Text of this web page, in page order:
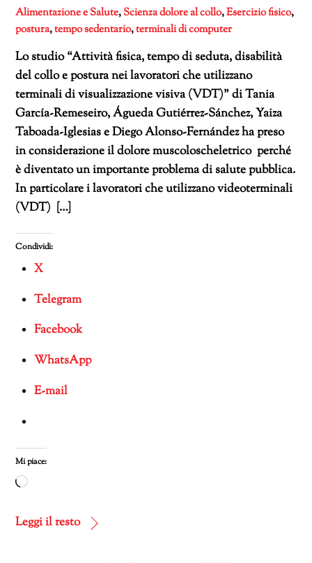
Alimentazione e Salute,Scienzadolore al collo,Esercizio fisico,
postura,tempo sedentario,terminali di computer
Lo studio “Attività fisica, tempo di seduta, disabilità
del collo e postura nei lavoratori che utilizzano
terminali di visualizzazione visiva (VDT)” di Tania
García-Remeseiro, Águeda Gutiérrez-Sánchez, Yaiza
Taboada-Iglesias e Diego Alonso-Fernández ha preso
in considerazione il dolore muscoloscheletrico perché
è diventato un importante problema di salute pubblica.
In particolare i lavoratori che utilizzano videoterminali
(VDT) […]
Condividi:
X
Telegram
Facebook
WhatsApp
E-mail
Mi piace:
Caricamento
corso…
Leggi il resto